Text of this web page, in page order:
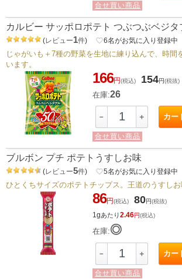
合せ買い商品
カルビー サッポロポテト つぶつぶベジタ
(レビュー1件) favorite_border6名がお気に入り登録中
じゃがいも＋7種の野菜を生地に練り込んで、時間
います。
166円(税込) 154円(税抜)
在庫:26
－ ＋ カー
合せ買い商品
ブルボン プチ ポテトうすしお味
(レビュー5件) favorite_border5名がお気に入り登録中
ひとくちサイズのポテトチップス。王道のうすしお
86円(税込) 80円(税抜)
1gあたり2.46円(税込)
在庫:◎
－ ＋ カー
合せ買い商品